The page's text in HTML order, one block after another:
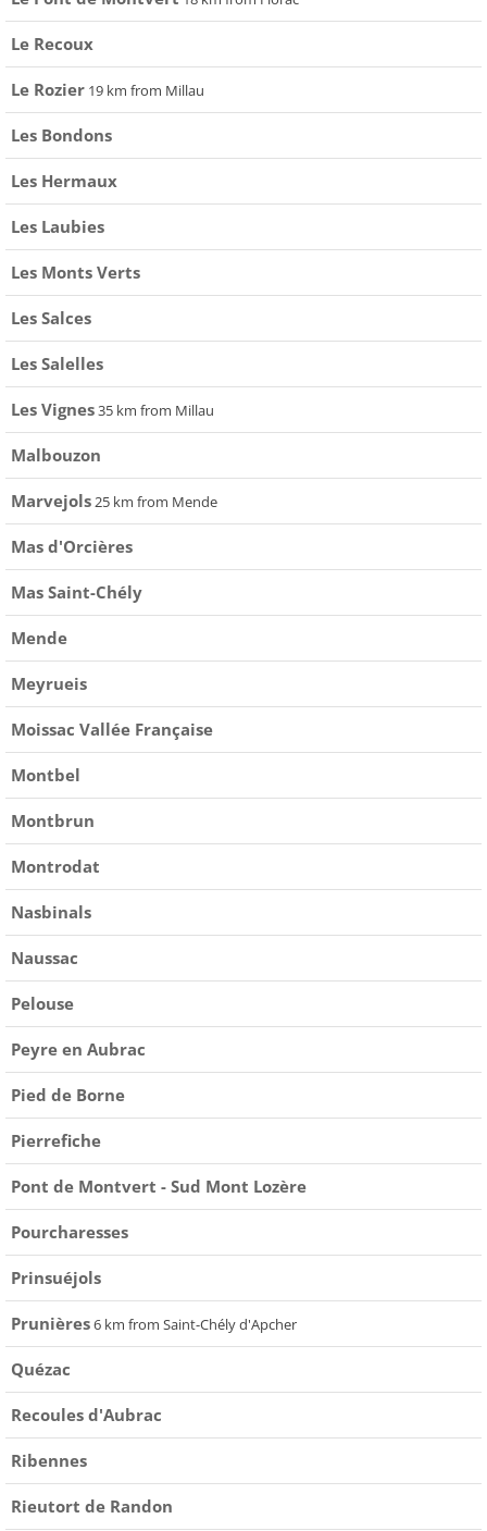
Le Recoux
Le Rozier 19 km from Millau
Les Bondons
Les Hermaux
Les Laubies
Les Monts Verts
Les Salces
Les Salelles
Les Vignes35 km from Millau
Malbouzon
Marvejols25 km from Mende
Mas d'Orcières
Mas Saint-Chély
Mende
Meyrueis
Moissac Vallée Française
Montbel
Montbrun
Montrodat
Nasbinals
Naussac
Pelouse
Peyre en Aubrac
Pied de Borne
Pierrefiche
Pont de Montvert - Sud Mont Lozère
Pourcharesses
Prinsuéjols
Prunières6 km from Saint-Chély d'Apcher
Quézac
Recoules d'Aubrac
Ribennes
Rieutort de Randon